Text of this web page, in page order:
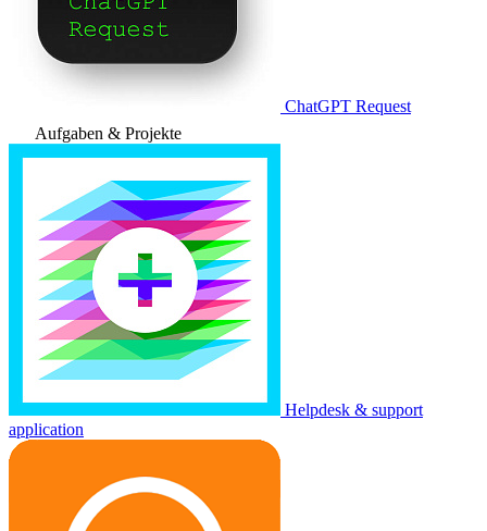
ChatGPT Request
Aufgaben & Projekte
Helpdesk & support
application